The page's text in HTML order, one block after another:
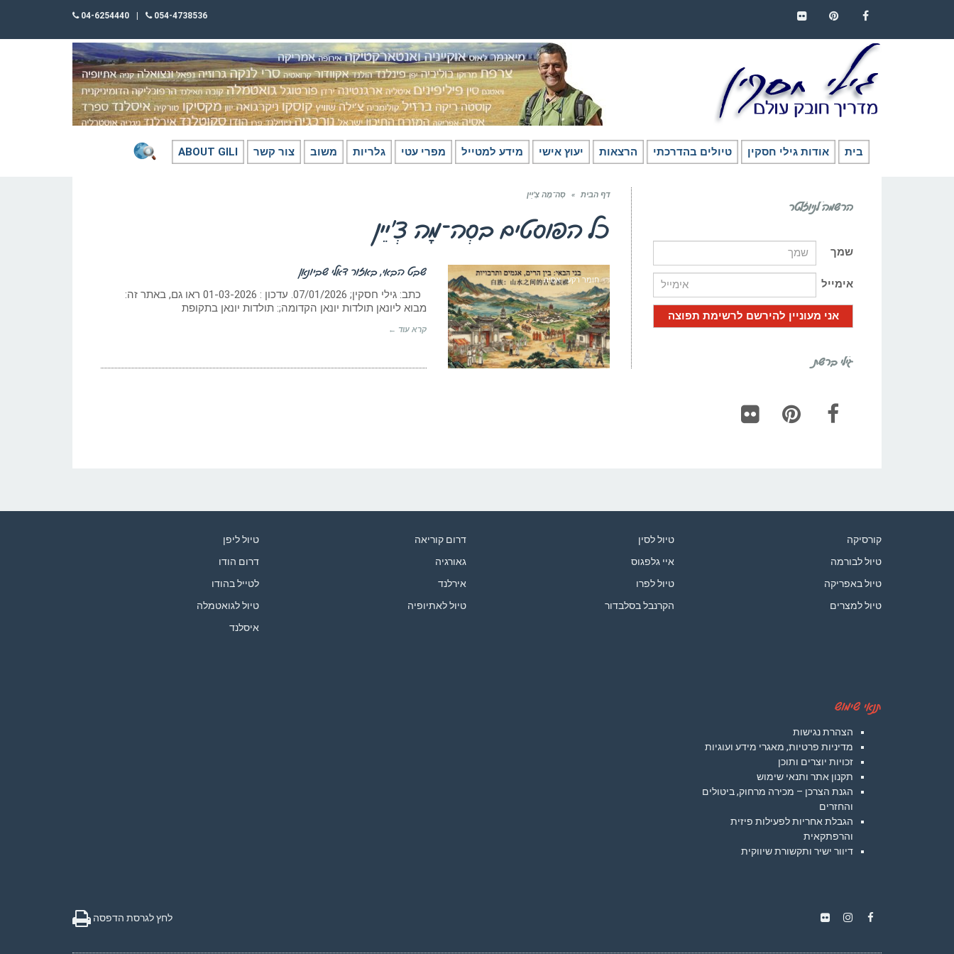
054-4738536
04-6254440
בית אודות גילי חסקין טיולים בהדרכתי הרצאות יעוץ אישי מידע למטייל מפרי עטי גלריות משוב צור קשר ABOUT GILI
דף הבית » סְה־מָה צְ’יֵין
כל הפוסטים בסְה־מָה צְ’יֵין
חומר רקע - אסיה
שבט הבאי, באזור דאלי שביונאן
כתב: גילי חסקין; ‏07/01/2026. עדכון : 01-03-2026 ראו גם, באתר זה:
מבוא ליונאן תולדות יונאן הקדומה;: תולדות יונאן בתקופת
קרא עוד ←
הרשמה לניוזלטר
שמך
אימייל
גילי ברשת
קורסיקה
טיול לבורמה
טיול באפריקה
טיול למצרים
טיול לסין
איי גלפגוס
טיול לפרו
הקרנבל בסלבדור
דרום קוריאה
גאורגיה
אירלנד
טיול לאתיופיה
טיול ליפן
דרום הודו
לטייל בהודו
טיול לגואטמלה
איסלנד
תנאי שימוש
הצהרת נגישות
מדיניות פרטיות, מאגרי מידע ועוגיות
זכויות יוצרים ותוכן
תקנון אתר ותנאי שימוש
הגנת הצרכן – מכירה מרחוק, ביטולים
והחזרים
הגבלת אחריות לפעילות פיזית
והרפתקאית
דיוור ישיר ותקשורת שיווקית
לחץ לגרסת הדפסה